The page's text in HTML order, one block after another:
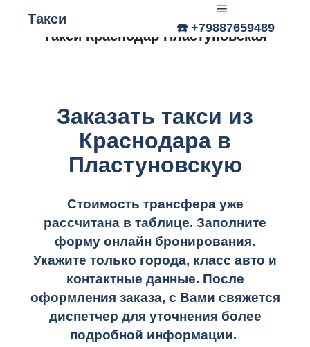
Такси
Главное меню
☎️ +79887659489
Такси Краснодар Пластуновская
Заказать такси из
Краснодара в
Пластуновскую
Стоимость трансфера уже
рассчитана в таблице. Заполните
форму онлайн бронирования.
Укажите только города, класс авто и
контактные данные. После
оформления заказа, с Вами свяжется
диспетчер для уточнения более
подробной информации.